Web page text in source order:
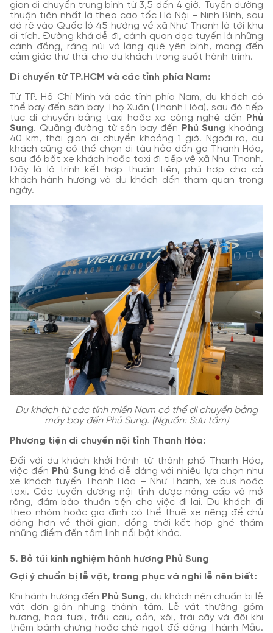
gian di chuyển trung bình từ 3,5 đến 4 giờ. Tuyến đường
thuận tiện nhất là theo cao tốc Hà Nội – Ninh Bình, sau
đó rẽ vào Quốc lộ 45 hướng về xã Như Thanh là tới khu
di tích. Đường khá dễ đi, cảnh quan dọc tuyến là những
cánh đồng, rặng núi và làng quê yên bình, mang đến
cảm giác thư thái cho du khách trong suốt hành trình.
Di chuyển từ TP.HCM và các tỉnh phía Nam:
Từ TP. Hồ Chí Minh và các tỉnh phía Nam, du khách có
thể bay đến sân bay Thọ Xuân (Thanh Hóa), sau đó tiếp
tục di chuyển bằng taxi hoặc xe công nghệ đến
Phủ
Sung. Quãng đường từ sân bay đến Phủ Sung khoảng
40 km, thời gian di chuyển khoảng 1 giờ. Ngoài ra, du
khách cũng có thể chọn đi tàu hỏa đến ga Thanh Hóa,
sau đó bắt xe khách hoặc taxi đi tiếp về xã Như Thanh.
Đây là lộ trình kết hợp thuận tiện, phù hợp cho cả
khách hành hương và du khách đến tham quan trong
ngày.
Du khách từ các tỉnh miền Nam có thể di chuyển bằng
máy bay đến Phủ Sung. (Nguồn: Sưu tầm)
Phương tiện di chuyển nội tỉnh Thanh Hóa:
Đối với du khách khởi hành từ thành phố Thanh Hóa,
việc đến Phủ Sung khá dễ dàng với nhiều lựa chọn như
xe khách tuyến Thanh Hóa – Như Thanh, xe bus hoặc
taxi. Các tuyến đường nội tỉnh được nâng cấp và mở
rộng, đảm bảo thuận tiện cho việc đi lại. Du khách đi
theo nhóm hoặc gia đình có thể thuê xe riêng để chủ
động hơn về thời gian, đồng thời kết hợp ghé thăm
những điểm đến tâm linh nổi bật khác.
5. Bỏ túi kinh nghiệm hành hương Phủ Sung
Gợi ý chuẩn bị lễ vật, trang phục và nghi lễ nên biết:
Khi hành hương đến Phủ Sung, du khách nên chuẩn bị lễ
vật đơn giản nhưng thành tâm. Lễ vật thường gồm
hương, hoa tươi, trầu cau, oản, xôi, trái cây và đôi khi
thêm bánh chưng hoặc chè ngọt để dâng Thánh Mẫu.